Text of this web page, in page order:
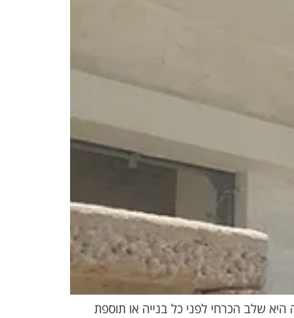
שלב הכרחי לפני כל בנייה או תוספת